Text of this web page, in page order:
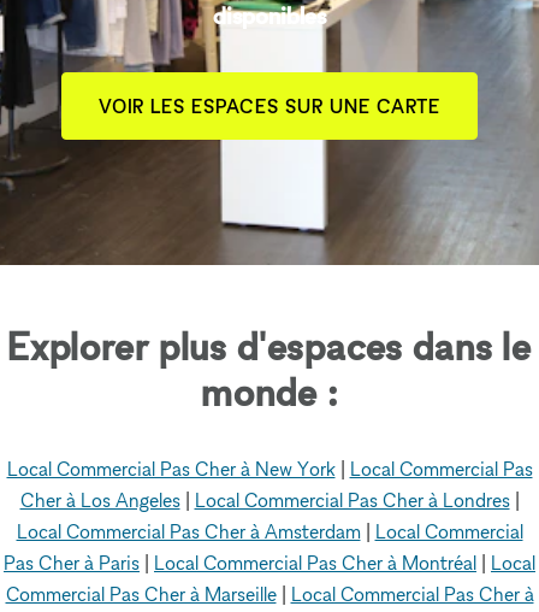
disponibles
VOIR LES ESPACES SUR UNE CARTE
Explorer plus d'espaces dans le
monde :
Local Commercial Pas Cher à New York| Local Commercial Pas
Cher à Los Angeles| Local Commercial Pas Cher à Londres|
Local Commercial Pas Cher à Amsterdam| Local Commercial
Pas Cher à Paris
Local Commercial Pas Cher à Montréal
Local
Commercial Pas Cher à Marseille| Local Commercial Pas Cher à